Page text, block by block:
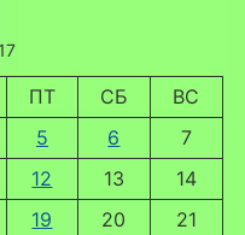
ПТ СБ
ВС
5 6
7
12 13
14
19 20
21